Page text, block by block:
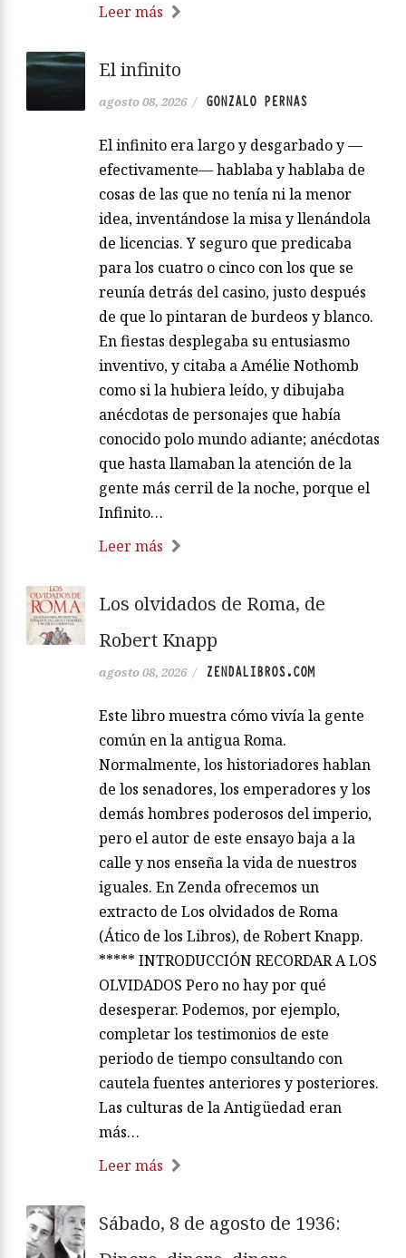
Leer más
El infinito
agosto 08, 2026 / GONZALO PERNAS
El infinito era largo y desgarbado y —
efectivamente— hablaba y hablaba de
cosas de las que no tenía ni la menor
idea, inventándose la misa y llenándola
de licencias. Y seguro que predicaba
para los cuatro o cinco con los que se
reunía detrás del casino, justo después
de que lo pintaran de burdeos y blanco.
En fiestas desplegaba su entusiasmo
inventivo, y citaba a Amélie Nothomb
como si la hubiera leído, y dibujaba
anécdotas de personajes que había
conocido polo mundo adiante; anécdotas
que hasta llamaban la atención de la
gente más cerril de la noche, porque el
Infinito…
Leer más
Los olvidados de Roma, de
Robert Knapp
agosto 08, 2026 / ZENDALIBROS.COM
Este libro muestra cómo vivía la gente
común en la antigua Roma.
Normalmente, los historiadores hablan
de los senadores, los emperadores y los
demás hombres poderosos del imperio,
pero el autor de este ensayo baja a la
calle y nos enseña la vida de nuestros
iguales. En Zenda ofrecemos un
extracto de Los olvidados de Roma
(Ático de los Libros), de Robert Knapp.
***** INTRODUCCIÓN RECORDAR A LOS
OLVIDADOS Pero no hay por qué
desesperar. Podemos, por ejemplo,
completar los testimonios de este
periodo de tiempo consultando con
cautela fuentes anteriores y posteriores.
Las culturas de la Antigüedad eran
más…
Leer más
Sábado, 8 de agosto de 1936: